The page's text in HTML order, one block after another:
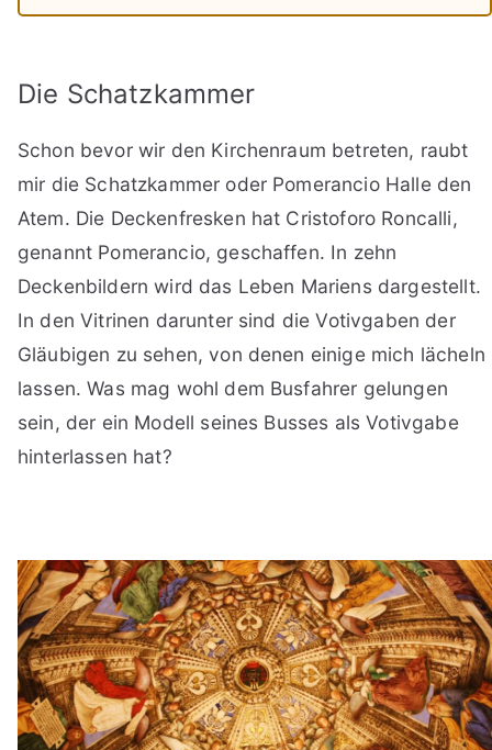
Die Schatzkammer
Schon bevor wir den Kirchenraum betreten, raubt
mir die Schatzkammer oder Pomerancio Halle den
Atem. Die Deckenfresken hat Cristoforo Roncalli,
genannt Pomerancio, geschaffen. In zehn
Deckenbildern wird das Leben Mariens dargestellt.
In den Vitrinen darunter sind die Votivgaben der
Gläubigen zu sehen, von denen einige mich lächeln
lassen. Was mag wohl dem Busfahrer gelungen
sein, der ein Modell seines Busses als Votivgabe
hinterlassen hat?